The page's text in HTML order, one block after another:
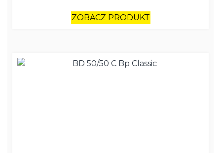
ZOBACZ PRODUKT